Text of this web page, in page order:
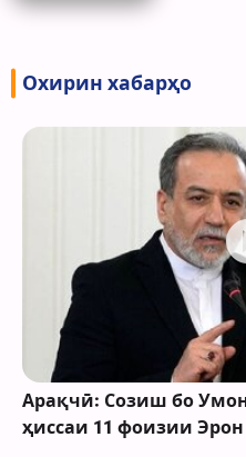
Охирин хабарҳо
Арақчӣ: Созиш бо
ҳиссаи 11 фоизии